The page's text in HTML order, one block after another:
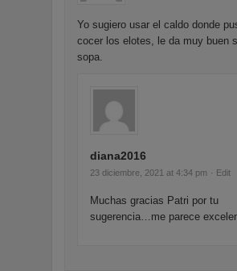
Yo sugiero usar el caldo donde
cocer los elotes, le da muy buen
sopa.
diana2016
23 diciembre, 2021 at 4:34 pm · Edit
Muchas gracias Patri por tu
sugerencia…me parece